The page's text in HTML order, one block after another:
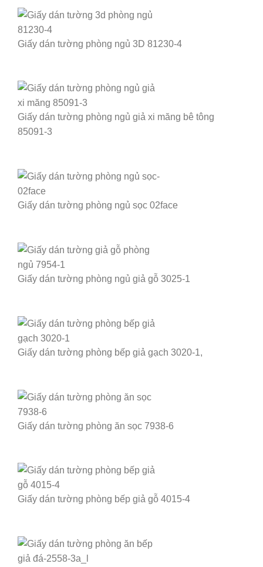
Giấy dán tường phòng ngủ 3D 81230-4
Giấy dán tường phòng ngủ giả xi măng bê tông
85091-3
Giấy dán tường phòng ngủ sọc 02face
Giấy dán tường phòng ngủ giả gỗ 3025-1
Giấy dán tường phòng bếp giả gạch 3020-1,
Giấy dán tường phòng ăn sọc 7938-6
Giấy dán tường phòng bếp giả gỗ 4015-4